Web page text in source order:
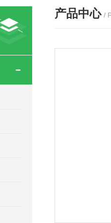
产品中心 /